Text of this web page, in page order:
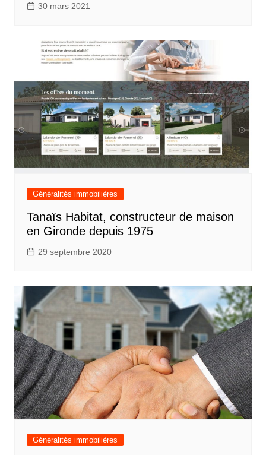
30 mars 2021
Généralités immobilières
Tanaïs Habitat, constructeur de maison
en Gironde depuis 1975
29 septembre 2020
Généralités immobilières